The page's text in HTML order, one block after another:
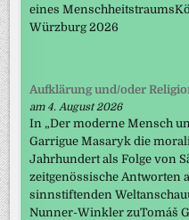
eines
Würzburg 2026
Aufklärung und/oder
am 4. August 2026
In „Der moderne Mensch
Garrigue Masaryk die
Jahrhundert als Folge von
zeitgenössische Antworten
sinnstiftenden
Nunner-Winkler zuTomáš